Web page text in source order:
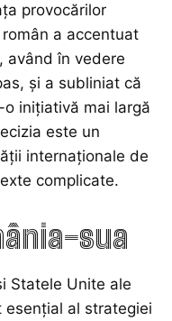
provocărilor
a accentuat
având în vedere
și a subliniat că
inițiativă mai largă
este un
internaționale de
complicate.
sua
Statele Unite ale
al strategiei